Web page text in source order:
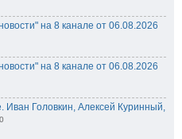
на 8 канале от 06.08.2026
на 8 канале от 06.08.2026
Иван Головкин, Алексей Куринный,
0